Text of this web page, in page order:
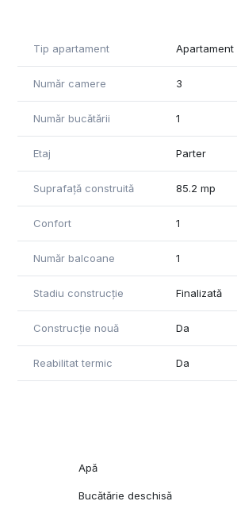
vânzare.
Pentru informații suplimentare și
Tip apartament Apartament
Număr camere 3
Număr bucătării 1
Etaj Parter
Suprafață construită 85.2 mp
Confort 1
Număr balcoane 1
Stadiu construcție Finalizată
Construcție nouă Da
Reabilitat termic Da
Apă
Bucătărie deschisă